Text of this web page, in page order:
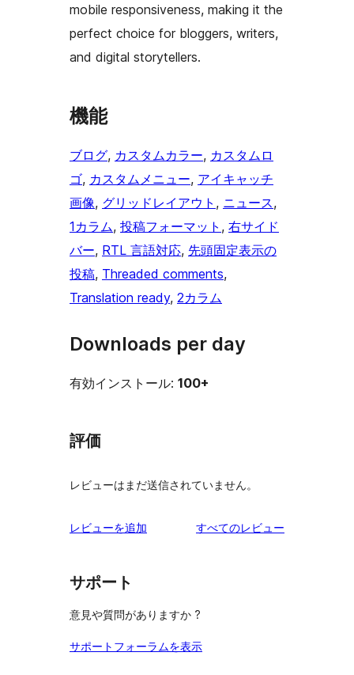
mobile responsiveness, making it the
perfect choice for bloggers, writers,
and digital storytellers.
機能
ブログ, カスタムカラー, カスタムロ
ゴ, カスタムメニュー, アイキャッチ
画像, グリッドレイアウト , ニュース
1カラム, 投稿フォーマット , 右サイド
バー, RTL 言語対応, 先頭固定表示の
投稿, Threaded comments
Translation ready, 2カラム
Downloads per day
有効インストール: 100+
評価
レビューはまだ送信されていません。
レビューを追加 すべてのレビュー
サポート
意見や質問がありますか ?
サポートフォーラムを表示